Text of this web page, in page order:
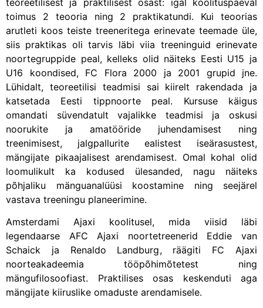
toimus 2 teooria ning 2 praktikatundi. Kui teoorias
arutleti koos teiste treeneritega erinevate teemade üle,
siis praktikas oli tarvis läbi viia treeninguid erinevate
noortegruppide peal, kelleks olid näiteks Eesti U15 ja
U16 koondised, FC Flora 2000 ja 2001 grupid jne.
Lühidalt, teoreetilisi teadmisi sai kiirelt rakendada ja
katsetada Eesti tippnoorte peal. Kursuse käigus
omandati süvendatult vajalikke teadmisi ja oskusi
noorukite ja amatööride juhendamisest ning
treenimisest, jalgpallurite ealistest iseärasustest,
mängijate pikaajalisest arendamisest. Omal kohal olid
loomulikult ka kodused ülesanded, nagu näiteks
põhjaliku mänguanalüüsi koostamine ning seejärel
vastava treeningu planeerimine.
Amsterdami Ajaxi koolitusel, mida viisid läbi
legendaarse AFC Ajaxi noortetreenerid Eddie van
Schaick ja Renaldo Landburg, räägiti FC Ajaxi
noorteakadeemia tööpõhimõtetest ning
mängufilosoofiast. Praktilises osas keskenduti aga
mängijate kiiruslike omaduste arendamisele.